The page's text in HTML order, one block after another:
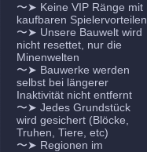
〜➤ Keine VIP Ränge mit
kaufbaren Spielervorteilen
〜➤ Unsere Bauwelt wird
nicht resettet, nur die
Minenwelten
〜➤ Bauwerke werden
selbst bei längerer
Inaktivität nicht entfernt
〜➤ Jedes Grundstück
wird gesichert (Blöcke,
Truhen, Tiere, etc)
〜➤ Regionen im